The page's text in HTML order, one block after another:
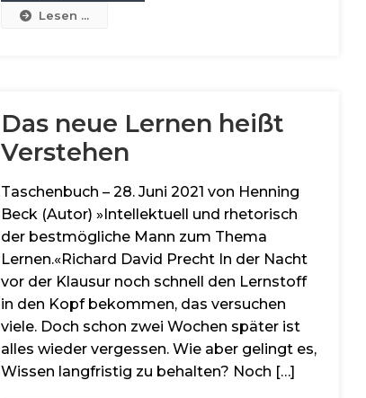
Lesen ...
Das neue Lernen heißt
Verstehen
Taschenbuch – 28. Juni 2021 von Henning
Beck (Autor) »Intellektuell und rhetorisch
der bestmögliche Mann zum Thema
Lernen.«Richard David Precht In der Nacht
vor der Klausur noch schnell den Lernstoff
in den Kopf bekommen, das versuchen
viele. Doch schon zwei Wochen später ist
alles wieder vergessen. Wie aber gelingt es,
Wissen langfristig zu behalten? Noch […]